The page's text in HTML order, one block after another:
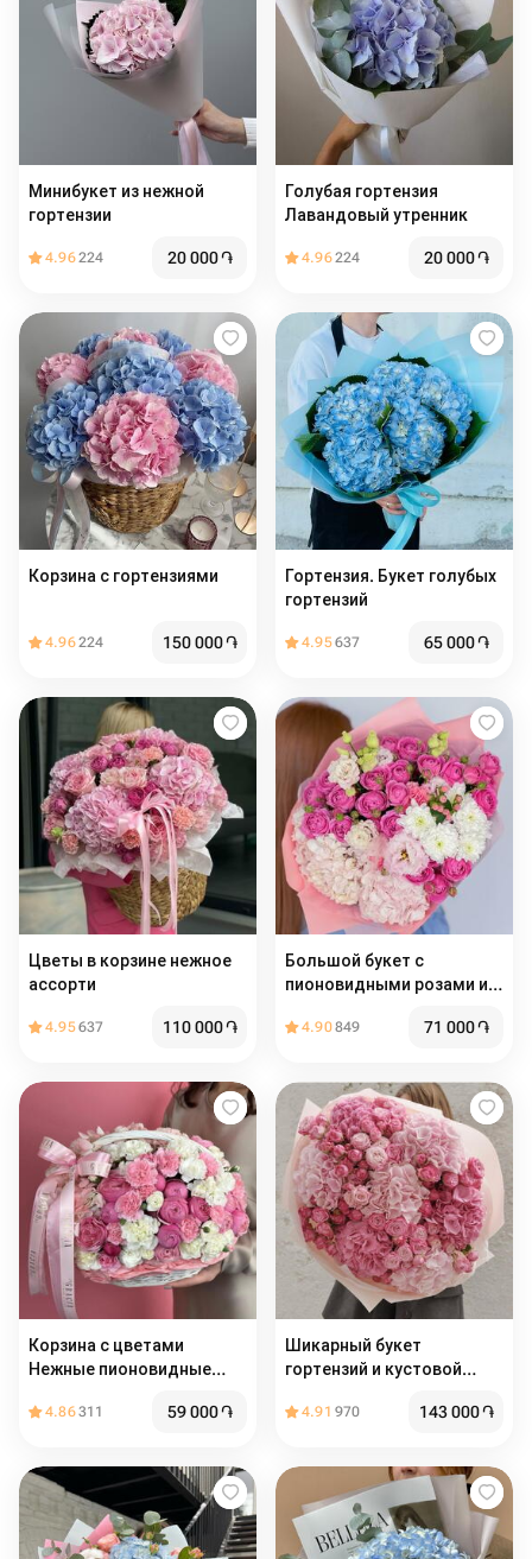
Минибукет из нежной
гортензии
4.96224 20 000֏
Голубая гортензия
Лавандовый утренник
4.96224 20 000֏
Корзина с гортензиями
4.96224 150 000֏
Гортензия. Букет голубых
гортензий
4.95637 65 000֏
Цветы в корзине нежное
ассорти
4.95637 110 000֏
Большой букет с
пионовидными розами и
4.90849 71 000֏
Корзина с цветами
Нежные пионовидные
гортензии, ажурные
розовые
4.86311 59 000֏
Шикарный букет
гортензий и кустовой
4.91 970 143 000֏